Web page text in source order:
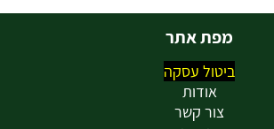
מפת אתר
ביטול עסקה
אודות
צור קשר